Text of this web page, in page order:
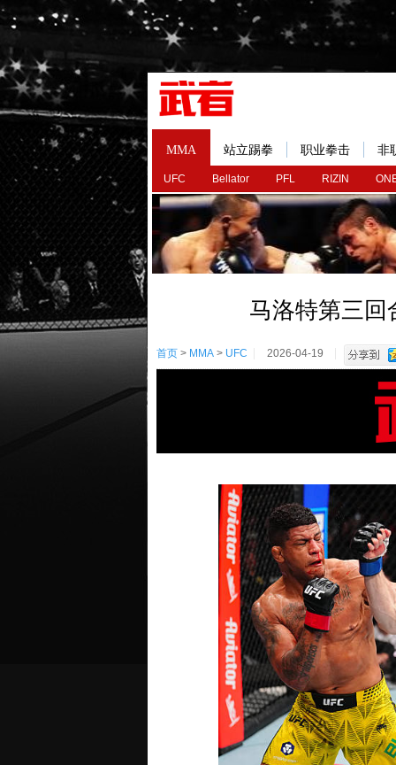
MMA
UFC Bellator PFL RIZIN
站立踢拳 职业拳击 非
马洛特第三回
首页 > MMA > UFC 2026-04-19